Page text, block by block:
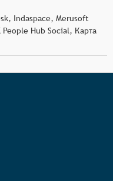
Indaspace, Merusoft
Hub Social, Карта